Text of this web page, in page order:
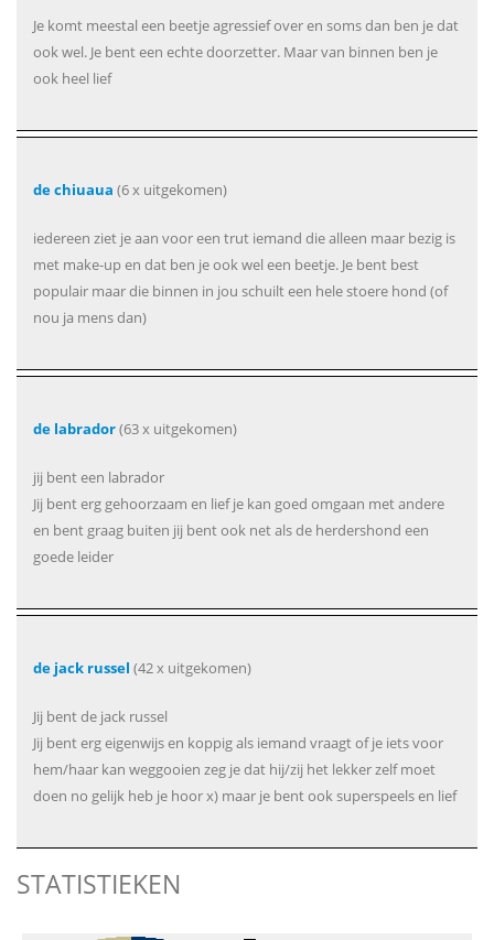
Je komt meestal een beetje agressief over en soms dan ben je dat
ook wel. Je bent een echte doorzetter. Maar van binnen ben je
ook heel lief
de chiuaua (6 x uitgekomen)
iedereen ziet je aan voor een trut iemand die alleen maar bezig is
met make-up en dat ben je ook wel een beetje. Je bent best
populair maar die binnen in jou schuilt een hele stoere hond (of
nou ja mens dan)
de labrador(63 x uitgekomen)
jij bent een labrador
Jij bent erg gehoorzaam en lief je kan goed omgaan met andere
en bent graag buiten jij bent ook net als de herdershond een
goede leider
de jack russel (42 x uitgekomen)
Jij bent de jack russel
Jij bent erg eigenwijs en koppig als iemand vraagt of je iets voor
hem/haar kan weggooien zeg je dat hij/zij het lekker zelf moet
doen no gelijk heb je hoor x) maar je bent ook superspeels en lief
STATISTIEKEN